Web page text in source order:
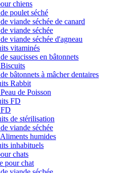
chiens
poulet séché
viande séchée de canard
viande séchée
viande séchée d'agneau
vitaminés
saucisses en bâtonnets
bâtonnets à mâcher dentaires
Rabbit
de Poisson
FD
de stérilisation
viande séchée
humides
inhabituels
chats
pour chat